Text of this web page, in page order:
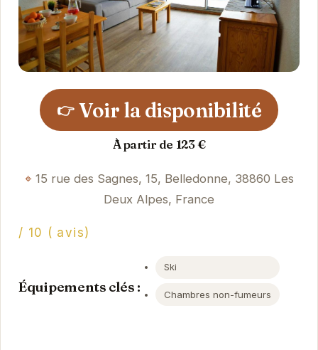
👉 Voir la disponibilité
À partir de 123 €
15 rue des Sagnes, 15, Belledonne, 38860 Les
Deux Alpes, France
/ 10 ( avis)
Équipements clés :
Ski
Chambres non-fumeurs